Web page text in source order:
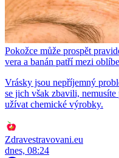
Pokožce může prospět
vera a banán patří mezi
Vrásky jsou nepříjemný
se jich však zbavili,
užívat chemické výrobky.
Zdravestravovani.eu
dnes, 08:24